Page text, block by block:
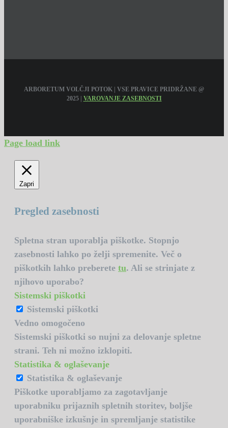
ARBORETUM VOLČJI POTOK | VSE PRAVICE PRIDRŽANE @
2025 | VAROVANJE ZASEBNOSTI
Page load link
Zapri
Pregled zasebnosti
Spletna stran uporablja piškotke. Stopnjo
zasebnosti lahko po želji spremenite. Več o
piškotkih lahko preberete tu. Ali se strinjate z
njihovo uporabo?
Sistemski piškotki
Sistemski piškotki
Vedno omogočeno
Sistemski piškotki so nujni za delovanje spletne
strani. Teh ni možno izklopiti.
Statistika & oglaševanje
Statistika & oglaševanje
Piškotke uporabljamo za zagotavljanje
uporabniku prijaznih spletnih storitev, boljše
uporabniške izkušnje in spremljanje statistike